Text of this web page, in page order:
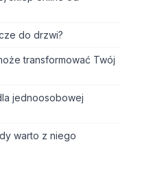
do drzwi?
transformować Twój
jednoosobowej
warto z niego